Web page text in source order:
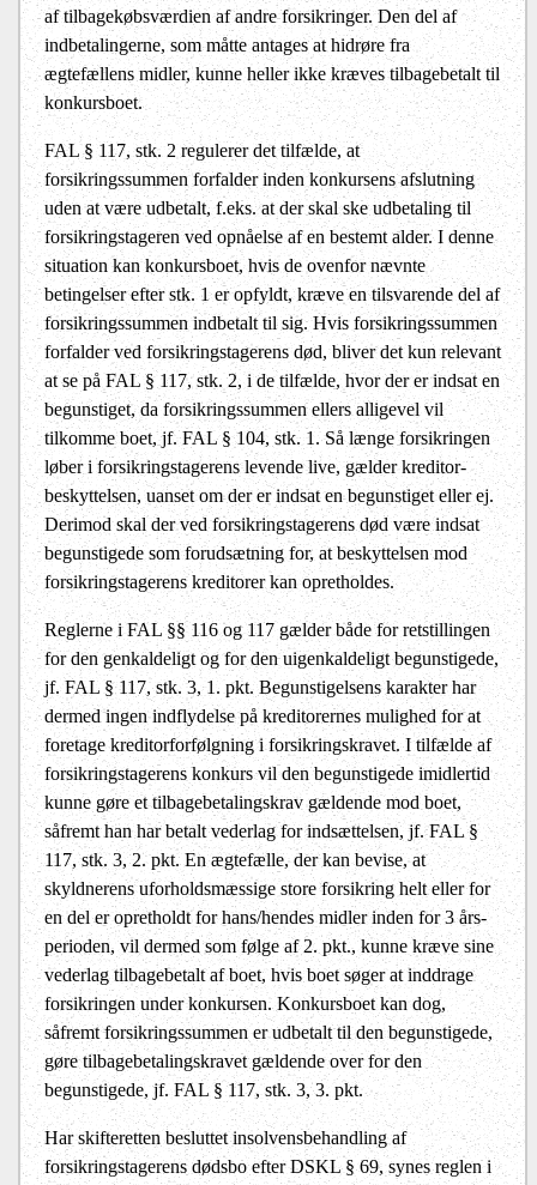
af tilbagekøbsværdien af andre forsikringer. Den del af
indbetalingerne, som måtte antages at hidrøre fra
ægtefællens midler, kunne heller ikke kræves tilbagebetalt til
konkursboet.
FAL § 117, stk. 2 regulerer det tilfælde, at
forsikringssummen forfalder inden konkursens afslutning
uden at være udbetalt, f.eks. at der skal ske udbetaling til
forsikringstageren ved opnåelse af en bestemt alder. I denne
situation kan konkursboet, hvis de ovenfor nævnte
betingelser efter stk. 1 er opfyldt, kræve en tilsvarende del af
forsikringssummen indbetalt til sig. Hvis forsikringssummen
forfalder ved forsikringstagerens død, bliver det kun relevant
at se på FAL § 117, stk. 2, i de tilfælde, hvor der er indsat en
begunstiget, da forsikringssummen ellers alligevel vil
tilkomme boet, jf. FAL § 104, stk. 1. Så længe forsikringen
løber i forsikringstagerens levende live, gælder kreditor-
beskyttelsen, uanset om der er indsat en begunstiget eller ej.
Derimod skal der ved forsikringstagerens død være indsat
begunstigede som forudsætning for, at beskyttelsen mod
forsikringstagerens kreditorer kan opretholdes.
Reglerne i FAL §§ 116 og 117 gælder både for retstillingen
for den genkaldeligt og for den uigenkaldeligt begunstigede,
jf. FAL § 117, stk. 3, 1. pkt. Begunstigelsens karakter har
dermed ingen indflydelse på kreditorernes mulighed for at
foretage kreditorforfølgning i forsikringskravet. I tilfælde af
forsikringstagerens konkurs vil den begunstigede imidlertid
kunne gøre et tilbagebetalingskrav gældende mod boet,
såfremt han har betalt vederlag for indsættelsen, jf. FAL §
117, stk. 3, 2. pkt. En ægtefælle, der kan bevise, at
skyldnerens uforholdsmæssige store forsikring helt eller for
en del er opretholdt for hans/hendes midler inden for 3 års-
perioden, vil dermed som følge af 2. pkt., kunne kræve sine
vederlag tilbagebetalt af boet, hvis boet søger at inddrage
forsikringen under konkursen. Konkursboet kan dog,
såfremt forsikringssummen er udbetalt til den begunstigede,
gøre tilbagebetalingskravet gældende over for den
begunstigede, jf. FAL § 117, stk. 3, 3. pkt.
Har skifteretten besluttet insolvensbehandling af
forsikringstagerens dødsbo efter DSKL § 69, synes reglen i